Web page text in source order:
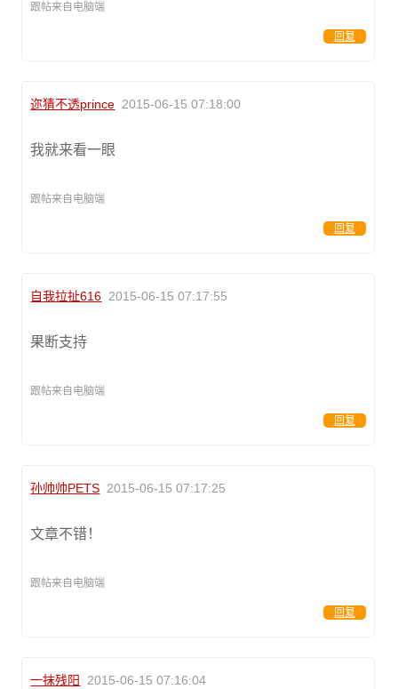
跟帖来自电脑端
回复
迩猜不透prince 2015-06-15 07:18:00
我就来看一眼
跟帖来自电脑端
回复
自我拉扯616 2015-06-15 07:17:55
果断支持
跟帖来自电脑端
回复
孙帅帅PETS 2015-06-15 07:17:25
文章不错！
跟帖来自电脑端
回复
一抹残阳 2015-06-15 07:16:04